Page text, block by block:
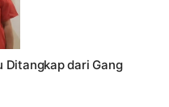
Ditangkap dari Gang